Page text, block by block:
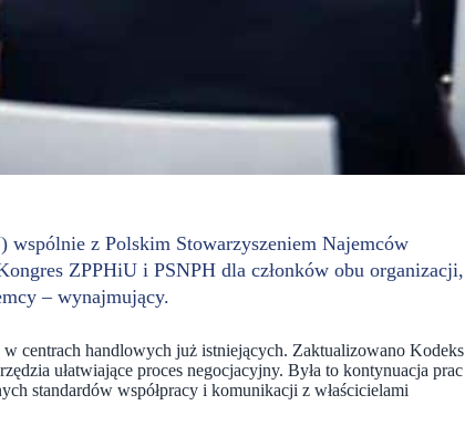
z Polskim Stowarzyszeniem Najemców
ZPPHiU i PSNPH dla członków obu organizacji,
– wynajmujący.
centrach handlowych już istniejących. Zaktualizowano Kodeks
ułatwiające proces negocjacyjny. Była to kontynuacja prac
standardów współpracy i komunikacji z właścicielami